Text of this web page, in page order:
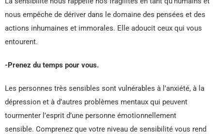
nous empêche de dériver dans le domaine des pensées et des
actions inhumaines et immorales. Elle adoucit ceux qui vous
entourent.
-Prenez du temps pour vous.
Les personnes très sensibles sont vulnérables à l’anxiété, à la
dépression et à d’autres problèmes mentaux qui peuvent
tourmenter l’esprit d’une personne émotionnellement
sensible. Comprenez que votre niveau de sensibilité vous rend